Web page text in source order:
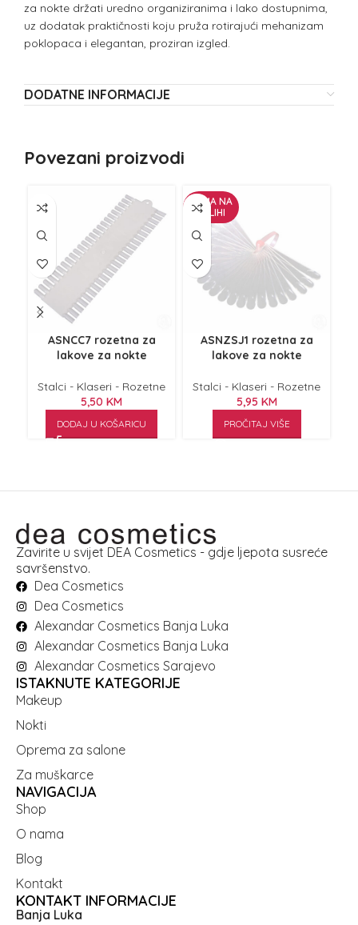
za nokte držati uredno organiziranima i lako dostupnima,
uz dodatak praktičnosti koju pruža rotirajući mehanizam
poklopaca i elegantan, proziran izgled.
DODATNE INFORMACIJE
Povezani proizvodi
ASNCC7 rozetna za
lakove za nokte
Stalci - Klaseri - Rozetne
5,50 KM
DODAJ U KOŠARICU
NEMA NA
ZALIHI
ASNZSJ1 rozetna za
lakove za nokte
Stalci - Klaseri - Rozetne
5,95 KM
PROČITAJ VIŠE
Zavirite u svijet DEA Cosmetics - gdje ljepota susreće
savršenstvo.
Dea Cosmetics
Dea Cosmetics
Alexandar Cosmetics Banja Luka
Alexandar Cosmetics Banja Luka
Alexandar Cosmetics Sarajevo
ISTAKNUTE KATEGORIJE
Makeup
Nokti
Oprema za salone
Za muškarce
NAVIGACIJA
Shop
O nama
Blog
Kontakt
KONTAKT INFORMACIJE
Banja Luka